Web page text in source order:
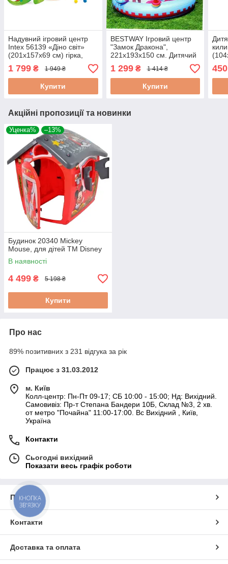
Надувний ігровий центр
Intex 56139 «Діно світ»
(201х157х69 см) гірка,
фонтан
1 799 ₴ 1 949 ₴
Купити
BESTWAY Ігровий центр
"Замок Дракона",
221х193х150 см. Дитячий
надувний басейн: 53037
1 299₴ 1 414 ₴
Купити
450
Акційні пропозиції та новинки
Уценка% –13%
Будинок 20340 Mickey
Mouse, для дітей ТМ Disney
В наявності
4 499 ₴ 5 198 ₴
Купити
Про нас
89% позитивних з 231 відгука за рік
Працює з 31.03.2012
м. Київ
Колл-центр: Пн-Пт 09-17; СБ 10:00 - 15:00; Нд: Вихідний.
Самовивіз: Пр-т Степана Бандери 10Б, Склад №3, 2 хв.
от метро "Почайна" 11:00-17:00. Вс Вихідний , Київ,
Україна
Контакти
Сьогодні вихідний
Показати весь графік роботи
Про нас
Контакти
Доставка та оплата
КНОПКА
ЗВ'ЯЗКУ